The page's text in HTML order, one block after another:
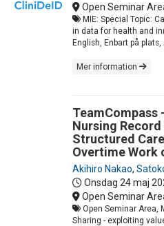
Open Seminar
MIE: Special Topic:
in data for health and
English, Enbart på
Mer information
TeamCompass
Nursing
Structured
Overtime Work
Akihiro Nakao,
Onsdag 24 maj
Open Seminar
Open Seminar Area,
Sharing - exploiting